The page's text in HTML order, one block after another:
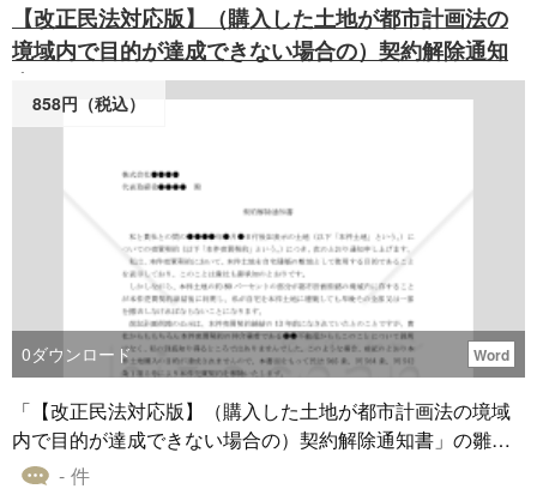
【改正民法対応版】（購入した土地が都市計画法の
境域内で目的が達成できない場合の）契約解除通知
書
858円（税込）
0ダウンロード Word
「【改正民法対応版】（購入した土地が都市計画法の境域
内で目的が達成できない場合の）契約解除通知書」の雛型
です。 本雛型は、土地の売買契約において、購入した土地- 件